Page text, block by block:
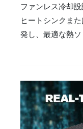
ファンレス冷却
ヒートシンクま
発し、最適な熱ソ